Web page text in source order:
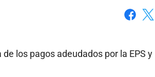
los pagos adeudados por la EPS y